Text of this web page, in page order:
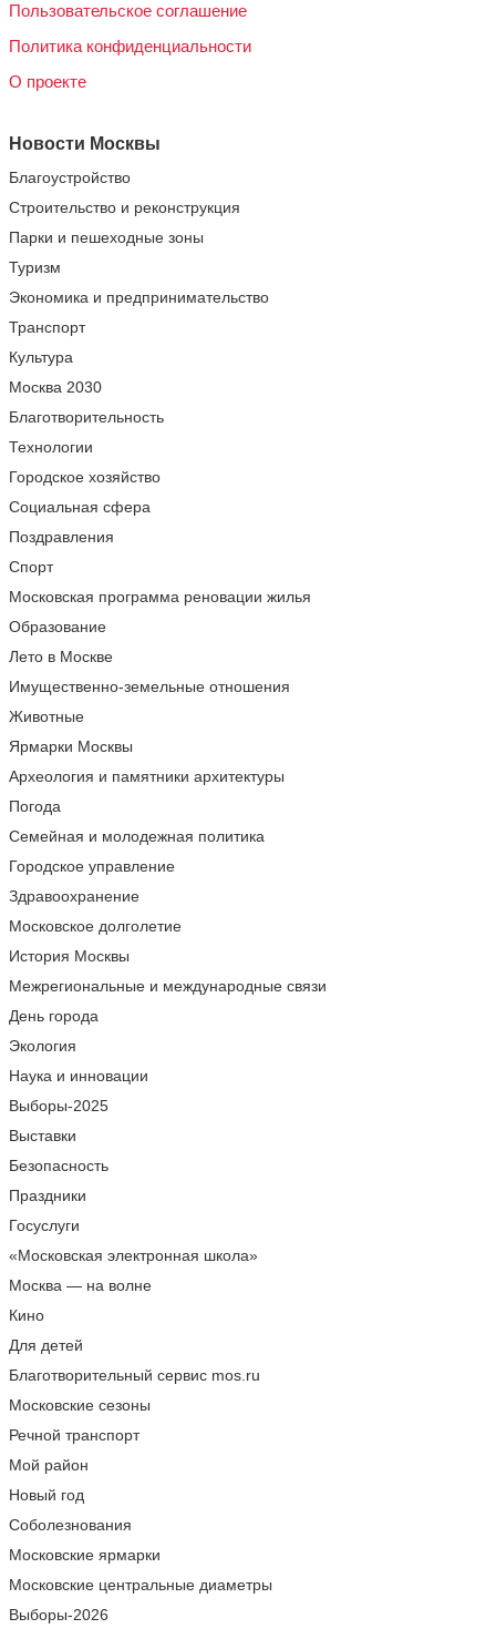
Пользовательское соглашение
Политика конфиденциальности
О проекте
Новости Москвы
Благоустройство
Строительство и реконструкция
Парки и пешеходные зоны
Туризм
Экономика и предпринимательство
Транспорт
Культура
Москва 2030
Благотворительность
Технологии
Городское хозяйство
Социальная сфера
Поздравления
Спорт
Московская программа реновации жилья
Образование
Лето в Москве
Имущественно-земельные отношения
Животные
Ярмарки Москвы
Археология и памятники архитектуры
Погода
Семейная и молодежная политика
Городское управление
Здравоохранение
Московское долголетие
История Москвы
Межрегиональные и международные связи
День города
Экология
Наука и инновации
Выборы-2025
Выставки
Безопасность
Праздники
Госуслуги
«Московская электронная школа»
Москва — на волне
Кино
Для детей
Благотворительный сервис mos.ru
Московские сезоны
Речной транспорт
Мой район
Новый год
Соболезнования
Московские ярмарки
Московские центральные диаметры
Выборы-2026